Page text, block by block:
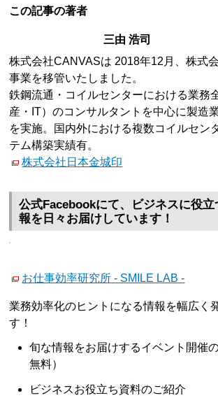
この記事の著者
三由 浩司
株式会社CANVASは 2018年12月、株式
事業を移管いたしました。
鉄鋼流通・コイルセンターにおける業務
産・IT）のコンサルタントを中心に製造
を実施。国内外における複数コイルセン
テム構築実績有。
株式会社日本金城印
公式Facebookにて、ビジネスに役
報を日々お届けしています！
お仕事効率研究所 - SMILE LAB -
業務効率化のヒントになる情報を幅広く
す！
旬な情報をお届けするイベント開催
無料）
ビジネスお役立ち資料のご紹介